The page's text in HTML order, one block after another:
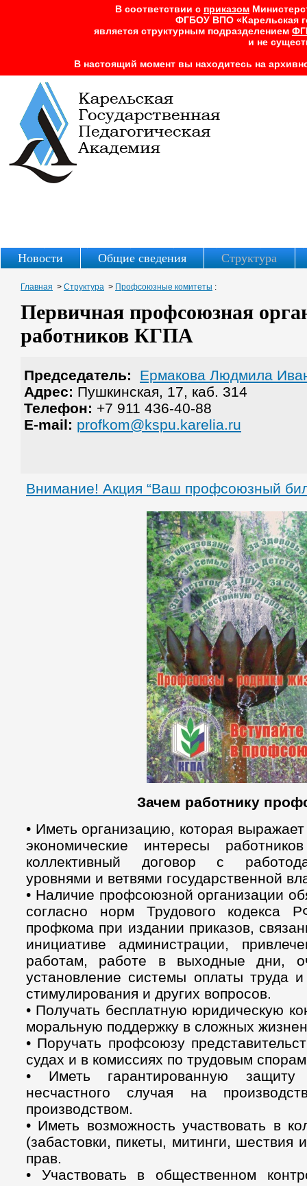
В соответствии с приказом
ФГБОУ ВПО «Карельская
является структурным подразделением
и не
В настоящий момент вы находитесь на
Новости Общие сведения Структура
Главная > Структура > Профсоюзные комитеты :
Первичная профсоюзная
работников КГПА
Председатель:
Ермакова Людмила
Адрес: Пушкинская, 17, каб. 314
Телефон: +7 911 436-40-88
E-mail: profkom@kspu.karelia.ru
Внимание! Акция “Ваш профсоюзный
Зачем работнику
• Иметь организацию, которая
экономические интересы
коллективный договор с
уровнями и ветвями государственной
• Наличие профсоюзной организации
согласно норм Трудового кодекса
профкома при издании приказов,
инициативе администрации,
работам, работе в выходные дни,
установление системы оплаты труда
стимулирования и других вопросов.
• Получать бесплатную юридическую
моральную поддержку в сложных
• Поручать профсоюзу
судах и в комиссиях по трудовым
• Иметь гарантированную защиту
несчастного случая на
производством.
• Иметь возможность участвовать в
(забастовки, пикеты, митинги, шествия
прав.
• Участвовать в общественном